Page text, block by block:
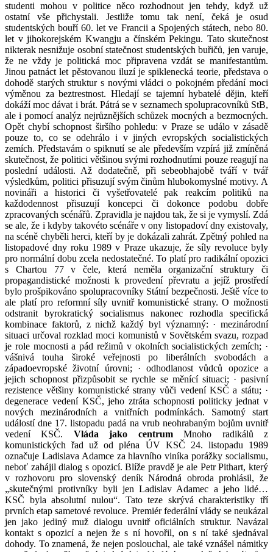
studenti mohou v politice něco rozhodnout jen tehdy, když už
ostatní vše přichystali. Jestliže tomu tak není, čeká je osud
studentských bouří 60. let ve Francii a Spojených státech, nebo 80.
let v jihokorejském Kwangju a čínském Pekingu. Tato skutečnost
nikterak nesnižuje osobní statečnost studentských buřičů, jen varuje,
že ne vždy je politická moc připravena vzdát se manifestantům.
Jinou patnáct let pěstovanou iluzí je spiklenecká teorie, představa o
dohodě starých struktur s novými vládci o pokojném předání moci
výměnou za beztrestnost. Hledají se tajemní hybatelé dějin, kteří
dokáží moc dávat i brát. Pátrá se v seznamech spolupracovníků StB,
ale i pomocí analýz nejrůznějších schůzek mocných a bezmocných.
Opět chybí schopnost širšího pohledu: v Praze se událo v zásadě
pouze to, co se odehrálo i v jiných evropských socialistických
zemích. Představám o spiknutí se ale především vzpírá již zmíněná
skutečnost, že politici většinou svými rozhodnutími pouze reagují na
poslední události. Až dodatečně, při sebeobhajobě tváří v tvář
výsledkům, politici přisuzují svým činům hlubokomyslné motivy. A
novináři a historici či vyšetřovatelé pak reakcím politiků na
každodennost přisuzují koncepci či dokonce podobu dobře
zpracovaných scénářů. Zpravidla je najdou tak, že si je vymyslí. Zdá
se ale, že i kdyby takovéto scénáře v ony listopadoví dny existovaly,
na scéně chyběli herci, kteří by je dokázali zahrát. Zpětný pohled na
listopadové dny roku 1989 v Praze ukazuje, že síly revoluce byly
pro normální dobu zcela nedostatečné. To platí pro radikální opozici
s Chartou 77 v čele, která neměla organizační struktury či
propagandistické možnosti k provedení převratu a jejíž prostředí
bylo prošpikováno spolupracovníky Státní bezpečnosti. Ještě více to
ale platí pro reformní síly uvnitř komunistické strany. O možnosti
odstranit byrokratický socialismus nakonec rozhodla specifická
kombinace faktorů, z nichž každý byl významný: · mezinárodní
situaci určoval rozklad moci komunistů v Sovětském svazu, rozpad
je role mocnosti a pád režimů v okolních socialistických zemích; ·
vášnivá touha široké veřejnosti po liberálních svobodách a
západoevropské životní úrovni; · odhodlanost vůdců opozice a
jejich schopnost přizpůsobit se rychle se měnící situaci; · pasivní
rezistence většiny komunistické strany vůči vedení KSČ a státu; ·
degenerace vedení KSČ, jeho ztráta schopnosti politicky jednat v
nových mezinárodních a vnitřních podmínkách. Samotný start
událostí dne 17. listopadu padá na vrub neohrabaným bojům uvnitř
vedení KSČ. Vláda jako centrumMnoho radikálů z
komunistických řad už od pléna ÚV KSČ 24. listopadu 1989
označuje Ladislava Adamce za hlavního viníka porážky socialismu,
neboť zahájil dialog s opozicí. Blíže pravdě je ale Petr Pithart, který
v rozhovoru pro slovenský deník Národná obroda prohlásil, že
„skutečnými protivníky byli jen Ladislav Adamec a jeho lidé…
KSČ byla absolutní nulou“. Tato teze skrývá charakteristiky tří
prvních etap sametové revoluce. Premiér federální vlády se neukázal
jen jako jediný muž dialogu uvnitř oficiálních struktur. Navázal
kontakt s opozicí a nejen že s ní hovořil, on s ní také sjednával
dohody. To znamená, že nejen poslouchal, ale také vznášel námitky